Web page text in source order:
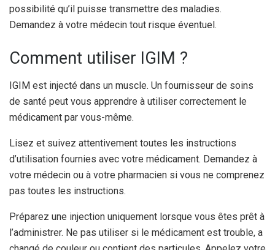
possibilité qu’il puisse transmettre des maladies.
Demandez à votre médecin tout risque éventuel.
Comment utiliser IGIM ?
IGIM est injecté dans un muscle. Un fournisseur de soins
de santé peut vous apprendre à utiliser correctement le
médicament par vous-même.
Lisez et suivez attentivement toutes les instructions
d’utilisation fournies avec votre médicament. Demandez à
votre médecin ou à votre pharmacien si vous ne comprenez
pas toutes les instructions.
Préparez une injection uniquement lorsque vous êtes prêt à
l’administrer. Ne pas utiliser si le médicament est trouble, a